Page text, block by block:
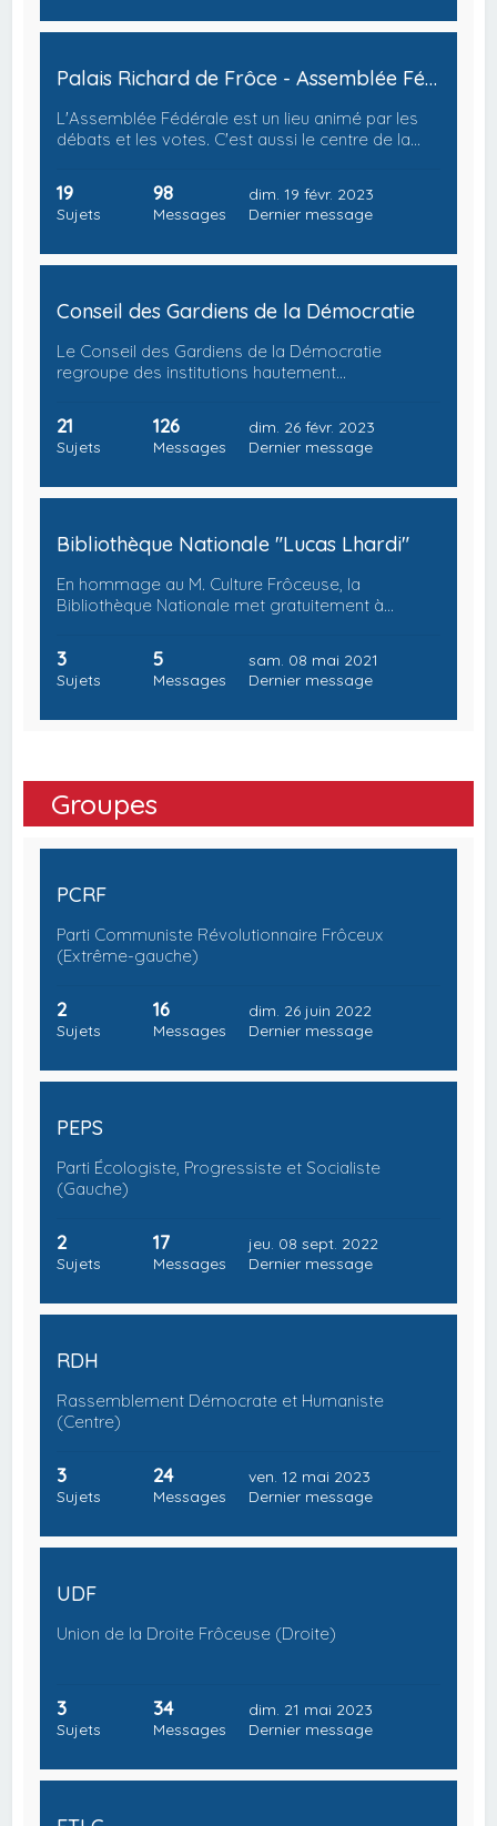
Palais Richard de Frôce - Assemblée Fédérale
L'Assemblée Fédérale est un lieu animé par les
débats et les votes. C'est aussi le centre de la…
19
Sujets
98
Messages
dim. 19 févr. 2023
Dernier message
Conseil des Gardiens de la Démocratie
Le Conseil des Gardiens de la Démocratie
regroupe des institutions hautement…
21
Sujets
126
Messages
dim. 26 févr. 2023
Dernier message
Bibliothèque Nationale "Lucas Lhardi"
En hommage au M. Culture Frôceuse, la
Bibliothèque Nationale met gratuitement à…
3
Sujets
5
Messages
sam. 08 mai 2021
Dernier message
Groupes
PCRF
Parti Communiste Révolutionnaire Frôceux
(Extrême-gauche)
2
Sujets
16
Messages
dim. 26 juin 2022
Dernier message
PEPS
Parti Écologiste, Progressiste et Socialiste
(Gauche)
2
Sujets
17
Messages
jeu. 08 sept. 2022
Dernier message
RDH
Rassemblement Démocrate et Humaniste
(Centre)
3
Sujets
24
Messages
ven. 12 mai 2023
Dernier message
UDF
Union de la Droite Frôceuse (Droite)
3
Sujets
34
Messages
dim. 21 mai 2023
Dernier message